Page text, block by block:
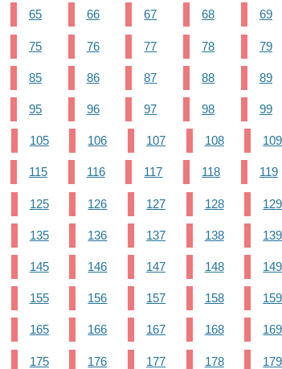
65 66 67 68 69
75 76 77 78 79
85 86 87 88 89
95 96 97 98 99
105 106 107 108 109
115 116 117 118 119
125 126 127 128 129
135 136 137 138 139
145 146 147 148 149
155 156 157 158 159
165 166 167 168 169
175 176 177 178 179